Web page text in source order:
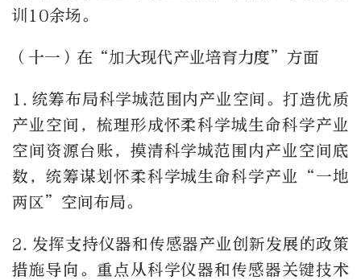
训 10余场。
（十一）在“加大现代产业培育力度”方面
1. 统筹布局科学城范围内产业空间。打造优质
产业空间，梳理形成怀柔科学城生命科学产业
空间资源台账，摸清科学城范围内产业空间底
数，统筹谋划怀柔科学城生命科学产业“一地
两区”空间布局。
2. 发挥支持仪器和传感器产业创新发展的政策
措施导向。重点从科学仪器和传感器关键技术